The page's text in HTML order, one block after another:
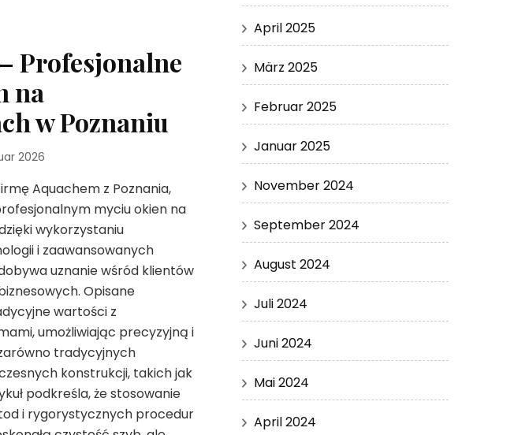
Profesjonalne
na
w Poznaniu
2026
Aquachem z Poznania,
myciu okien na
wykorzystaniu
i zaawansowanych
uznanie wśród klientów
Opisane
wartości z
umożliwiając precyzyjną i
tradycyjnych
konstrukcji, takich jak
podkreśla, że stosowanie
i rygorystycznych procedur
April 2025
März 2025
Februar 2025
Januar 2025
November 2024
September 2024
August 2024
Juli 2024
Juni 2024
Mai 2024
April 2024